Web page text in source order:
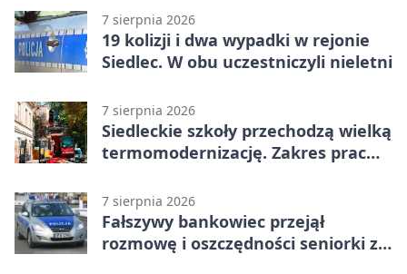
7 sierpnia 2026
19 kolizji i dwa wypadki w rejonie
Siedlec. W obu uczestniczyli nieletni
7 sierpnia 2026
Siedleckie szkoły przechodzą wielką
termomodernizację. Zakres prac
7 sierpnia 2026
Fałszywy bankowiec przejął
rozmowę i oszczędności seniorki z